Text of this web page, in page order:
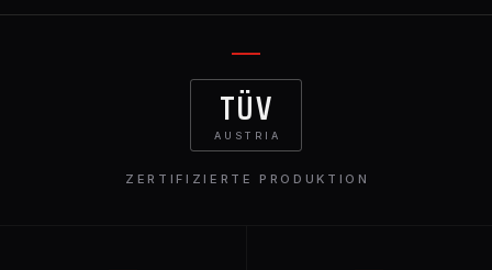
TÜV
AUSTRIA
ZERTIFIZIERTE PRODUKTION